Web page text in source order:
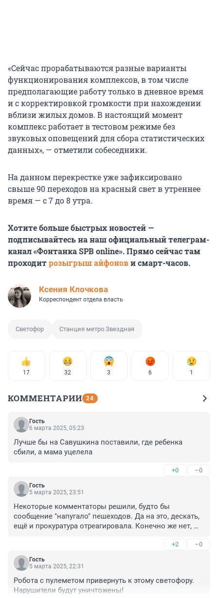
«Сейчас прорабатываются разные варианты
функционирования комплексов, в том числе
предполагающие работу только в дневное время
и с корректировкой громкости при нахождении
вблизи жилых домов. В настоящий момент
комплекс работает в тестовом режиме без
звуковых оповещений для сбора статистических
данных», — отметили собеседники.
На данном перекрестке уже зафиксировано
свыше 90 переходов на красный свет в утреннее
время — с 7 до 8 утра.
Хотите больше быстрых новостей —
подписывайтесь на наш официальный телеграм-
канал «Фонтанка SPB online». Прямо сейчас там
проходитрозыгрыш айфонови смарт-часов.
Ксения Клочкова
Корреспондент отдела власть
Светофор Станция метро Звездная
17 32 3 6 1
КОММЕНТАРИИ 24
Гость
6 марта 2025, 05:23
Лучше бы на Савушкина поставили, где ребенка
сбили, а мама уцелела
+0 –0
Гость
5 марта 2025, 23:51
Некоторые комментаторы решили, будто бы
сообщение "напугало" пешеходов. Да на это, дескать,
ещё и прокуратура отреагировала. Конечно же нет,
обстоятельство могло стать основанием для реакции
органов правопорядка.
Подобный светофор никому под окнами не пожелаю,
полдня приходил в себя на работе. Пешеходы прутся
через Звёздную на красный один за другим, обычно
+2 –0
Гость
5 марта 2025, 22:31
Робота с пулеметом привернуть к этому светофору.
Нарушители будут уничтожены!